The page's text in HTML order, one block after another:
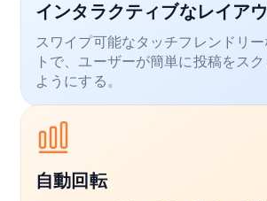
インタラクティブなレイア
スワイプ可能なタッチフレンドリ
トで、ユーザーが簡単に投稿をス
ようにする。
自動回転